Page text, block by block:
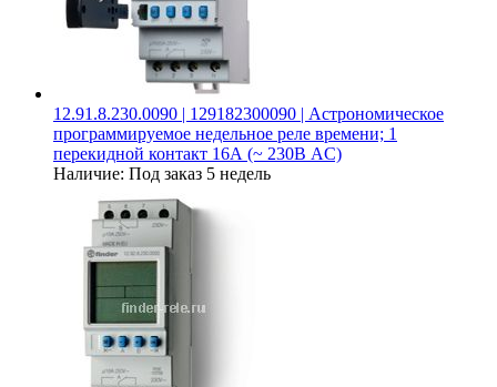
12.91.8.230.0090 | 129182300090 | Астрономическое
программируемое недельное реле времени; 1
перекидной контакт 16А (~ 230В AC)
Наличие: Под заказ 5 недель